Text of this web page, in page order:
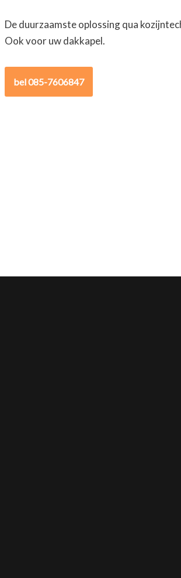
De duurzaamste oplossing qua
Ook voor uw dakkapel.
bel 085-7606847